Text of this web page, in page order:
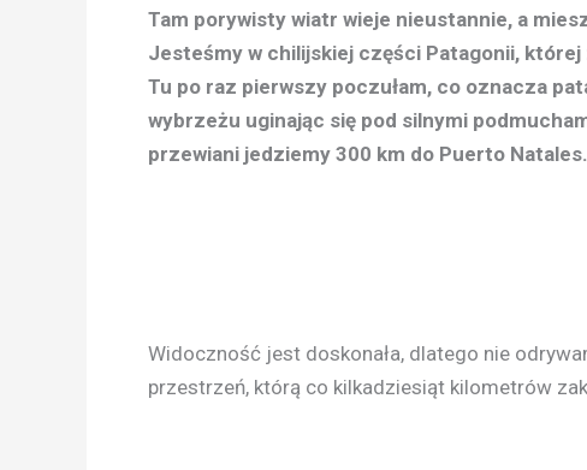
Tam porywisty wiatr wieje nieustannie, a
Jesteśmy w chilijskiej części Patagonii,
Tu po raz pierwszy poczułam, co oznacza
wybrzeżu uginając się pod silnymi
przewiani jedziemy 300 km do Puerto Natales.
Widoczność jest doskonała, dlatego nie
przestrzeń, którą co kilkadziesiąt kilometrów